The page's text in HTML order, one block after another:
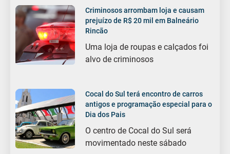
Criminosos arrombam loja e causam
prejuízo de R$ 20 mil em Balneário
Rincão
Uma loja de roupas e calçados foi
alvo de criminosos
Cocal do Sul terá encontro de carros
antigos e programação especial para o
Dia dos Pais
O centro de Cocal do Sul será
movimentado neste sábado